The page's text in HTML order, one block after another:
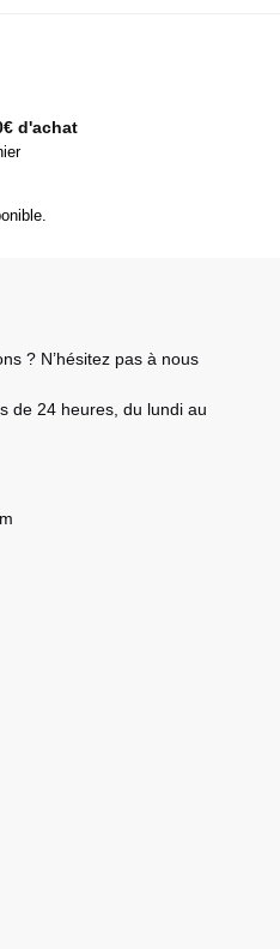
d'achat
? N’hésitez pas à nous
de 24 heures, du lundi au